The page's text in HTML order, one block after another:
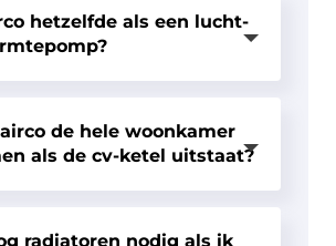
hetzelfde als een lucht-
de hele woonkamer
als de cv-ketel uitstaat?
radiatoren nodig als ik